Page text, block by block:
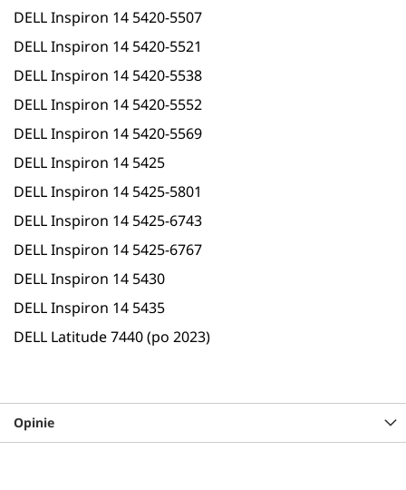
DELL Inspiron 14 5420-5507
DELL Inspiron 14 5420-5521
DELL Inspiron 14 5420-5538
DELL Inspiron 14 5420-5552
DELL Inspiron 14 5420-5569
DELL Inspiron 14 5425
DELL Inspiron 14 5425-5801
DELL Inspiron 14 5425-6743
DELL Inspiron 14 5425-6767
DELL Inspiron 14 5430
DELL Inspiron 14 5435
DELL Latitude 7440 (po 2023)
Opinie